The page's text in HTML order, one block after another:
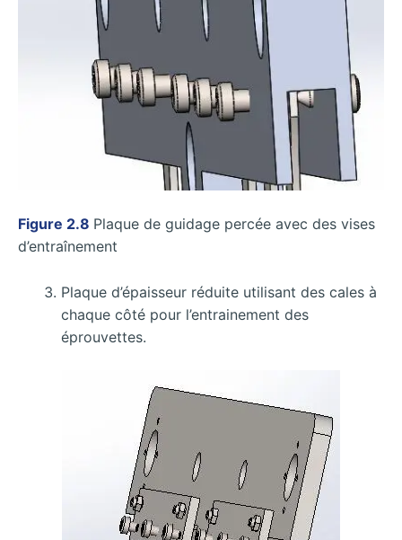
Figure 2.8 Plaque de guidage percée avec des vises
d’entraînement
Plaque d’épaisseur réduite utilisant des cales à
chaque côté pour l’entrainement des
éprouvettes.